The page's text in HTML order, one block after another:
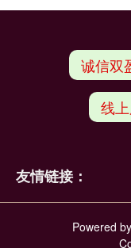
诚信双
线
友情链接：
Powered by